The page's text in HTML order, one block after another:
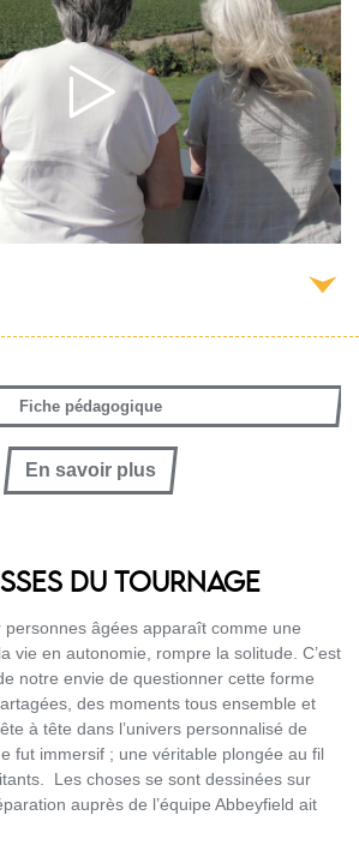
Fiche pédagogique
En savoir plus
DU TOURNAGE
personnes âgées apparaît comme une
vie en autonomie, rompre la solitude. C’est
notre envie de questionner cette forme
des moments tous ensemble et
à tête dans l’univers personnalisé de
fut immersif ; une véritable plongée au fil
Les choses se sont dessinées sur
auprès de l’équipe Abbeyfield ait